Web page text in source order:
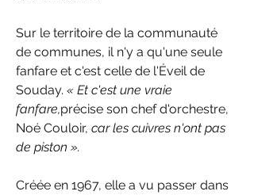
Sur le territoire de la communauté
de communes, il n'y a qu'une seule
fanfare et c'est celle de l'Éveil de
Souday. « Et c'est une vraie
fanfare,précise son chef d'orchestre,
Noé Couloir, car les cuivres n'ont pas
de piston ».
Créée en 1967, elle a vu passer dans